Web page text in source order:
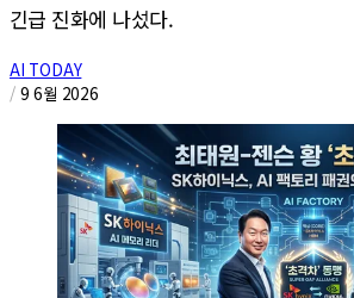
긴급 진화에 나섰다.
AI TODAY
/ 9 6월 2026